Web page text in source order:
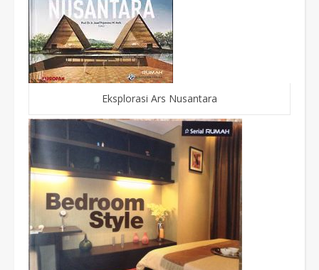
Eksplorasi Ars Nusantara